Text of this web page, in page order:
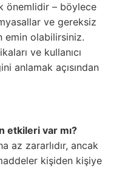
önemlidir – böylece
ve gereksiz
emin olabilirsiniz.
ve kullanıcı
anlamak açısından
etkileri var mı?
az zararlıdır, ancak
kişiden kişiye